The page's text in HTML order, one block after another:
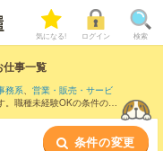
気になる! ログイン 検索
仕事一覧
務系、 営業・販売・サービ
。職種未経験OKの条件の他
条件の変更